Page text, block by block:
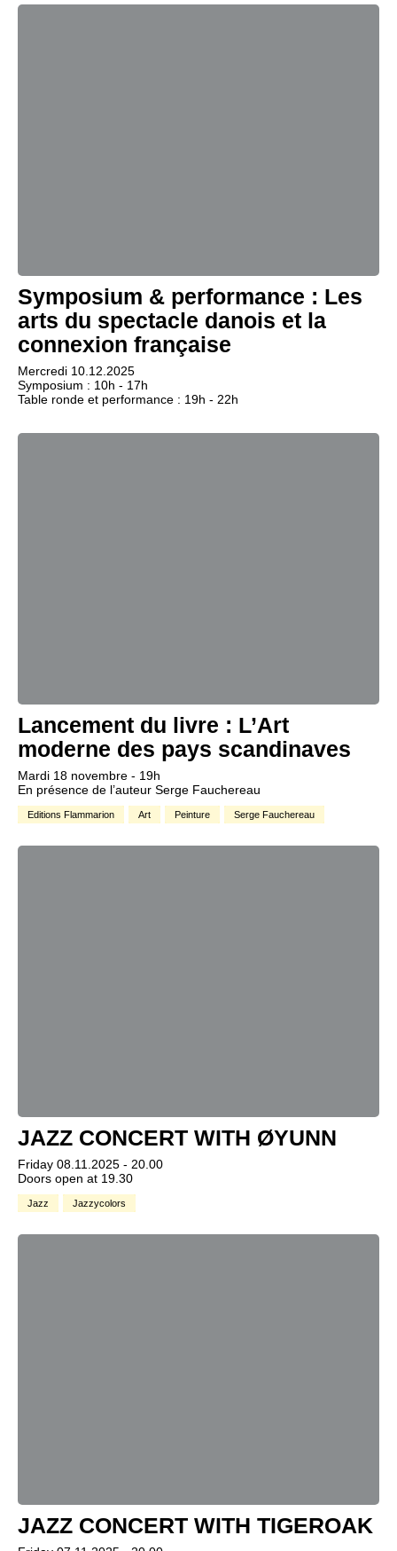
Symposium & performance : Les
arts du spectacle danois et la
connexion française
Mercredi 10.12.2025
Symposium : 10h - 17h
Table ronde et performance : 19h - 22h
Lancement du livre : L’Art
moderne des pays scandinaves
Mardi 18 novembre - 19h
En présence de l’auteur Serge Fauchereau
Editions Flammarion Art Peinture Serge Fauchereau
JAZZ CONCERT WITH ØYUNN
Friday 08.11.2025 - 20.00
Doors open at 19.30
Jazz Jazzycolors
JAZZ CONCERT WITH TIGEROAK